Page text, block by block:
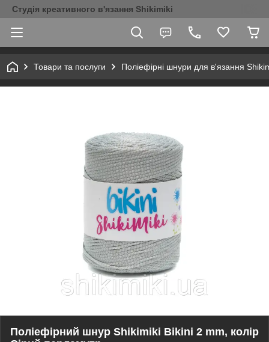
Студія креативного в'язання Shikimiki
Товари та послуги Поліефірні шнури для в'язання
Поліефірний шнур Shikimiki Bikini 2 mm, колір